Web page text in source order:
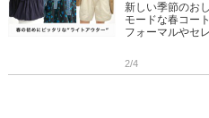
新しい季節のお
モードな春コー
フォーマルやセ
れます 是非ご覧
2/4